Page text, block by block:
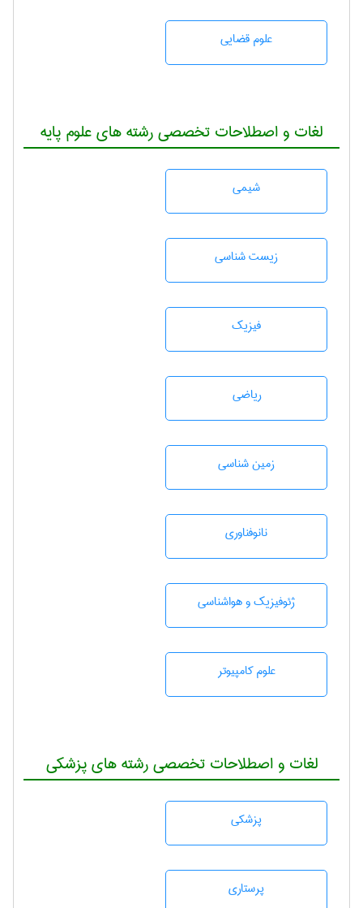
علوم قضایی
لغات و اصطلاحات تخصصی رشته های علوم پایه
شيمی
زيست شناسی
فیزیک
رياضی
زمين شناسی
نانوفناوری
ژئوفيزيك و هواشناسی
علوم کامپیوتر
لغات و اصطلاحات تخصصی رشته های پزشکی
پزشكی
پرستاری